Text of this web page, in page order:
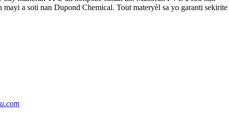
a soti nan Dupond Chemical. Tout materyèl sa yo garanti sekirite